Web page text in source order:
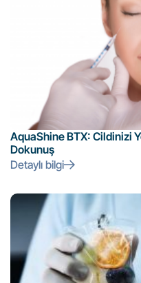
AquaShine BTX: Cildinizi
Dokunuş
Detaylı bilgi